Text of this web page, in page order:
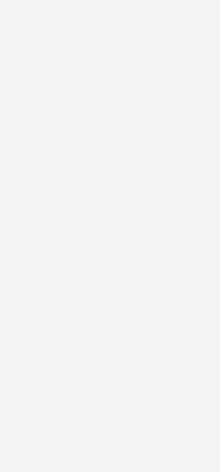
für die
der Simulation
gibt es?
Zum einen sind das in
Module (TGA 11-2013:
U-Wert-Rechner. Auch die
für die
Software, DDS-CAD,
3D etc., verfügen über
Werkzeuge für